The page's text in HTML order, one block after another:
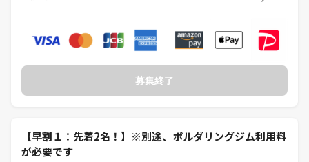
当イベント主催者、その他常連の参加者様含めて、マルチや宗教団体な
募集終了
【早割１：先着2名！】※別途、ボルダリングジム利用料
が必要です